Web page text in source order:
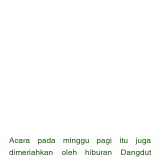
Acara pada minggu pagi itu juga
dimeriahkan oleh hiburan Dangdut